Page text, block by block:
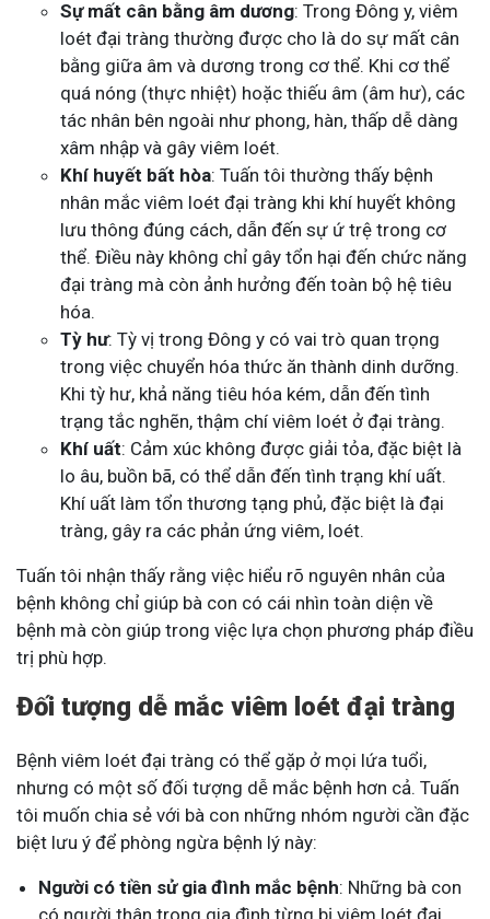
Sự mất cân bằng âm dương: Trong Đông y, viêm
loét đại tràng thường được cho là do sự mất cân
bằng giữa âm và dương trong cơ thể. Khi cơ thể
quá nóng (thực nhiệt) hoặc thiếu âm (âm hư), các
tác nhân bên ngoài như phong, hàn, thấp dễ dàng
xâm nhập và gây viêm loét.
Khí huyết bất hòa: Tuấn tôi thường thấy bệnh
nhân mắc viêm loét đại tràng khi khí huyết không
lưu thông đúng cách, dẫn đến sự ứ trệ trong cơ
thể. Điều này không chỉ gây tổn hại đến chức năng
đại tràng mà còn ảnh hưởng đến toàn bộ hệ tiêu
hóa.
Tỳ hư: Tỳ vị trong Đông y có vai trò quan trọng
trong việc chuyển hóa thức ăn thành dinh dưỡng.
Khi tỳ hư, khả năng tiêu hóa kém, dẫn đến tình
trạng tắc nghẽn, thậm chí viêm loét ở đại tràng.
Khí uất: Cảm xúc không được giải tỏa, đặc biệt là
lo âu, buồn bã, có thể dẫn đến tình trạng khí uất.
Khí uất làm tổn thương tạng phủ, đặc biệt là đại
tràng, gây ra các phản ứng viêm, loét.
Tuấn tôi nhận thấy rằng việc hiểu rõ nguyên nhân của
bệnh không chỉ giúp bà con có cái nhìn toàn diện về
bệnh mà còn giúp trong việc lựa chọn phương pháp điều
trị phù hợp.
Đối tượng dễ mắc viêm loét đại tràng
Bệnh viêm loét đại tràng có thể gặp ở mọi lứa tuổi,
nhưng có một số đối tượng dễ mắc bệnh hơn cả. Tuấn
tôi muốn chia sẻ với bà con những nhóm người cần đặc
biệt lưu ý để phòng ngừa bệnh lý này:
Người có tiền sử gia đình mắc bệnh: Những bà con